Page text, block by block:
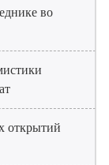
во
открытий